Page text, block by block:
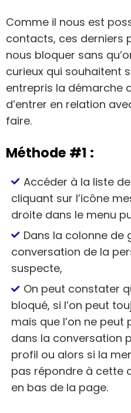
Comme il nous est
contacts, ces derniers
nous bloquer sans
curieux qui souhaitent
entrepris la démarche
d’entrer en relation
faire.
Méthode #1 :
Accéder à la liste
cliquant sur l’icône
droite dans le menu
Dans la colonne de
conversation de la
suspecte,
On peut constater
bloqué, si l’on peut
mais que l’on ne
dans la conversation
profil ou alors si la
pas répondre à cette
en bas de la page.